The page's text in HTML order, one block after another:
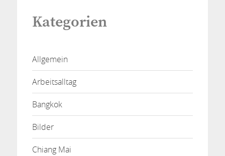
Kategorien
Allgemein
Arbeitsalltag
Bangkok
Bilder
Chiang Mai